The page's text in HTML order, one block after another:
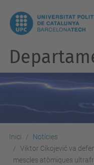
Inici
Notícies
Viktor Cikojević va
mescles atòmiques